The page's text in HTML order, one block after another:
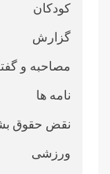
کودکان
گزارش
مصاحبه و
نامه ها
نقض حقوق
ورزشی